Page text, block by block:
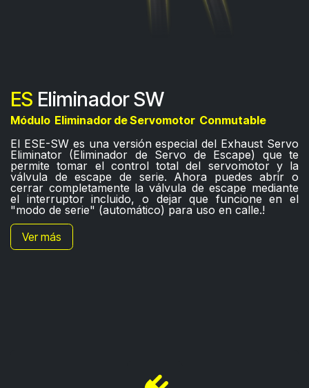
ES Eliminador SW
Módulo Eliminador de Servomotor Conmutable
El ESE-SW es una versión especial del Exhaust Servo
Eliminator (Eliminador de Servo de Escape) que te
permite tomar el control total del servomotor y la
válvula de escape de serie. Ahora puedes abrir o
cerrar completamente la válvula de escape mediante
el interruptor incluido, o dejar que funcione en el
"modo de serie" (automático) para uso en calle.!
Ver más​​​​​​​​